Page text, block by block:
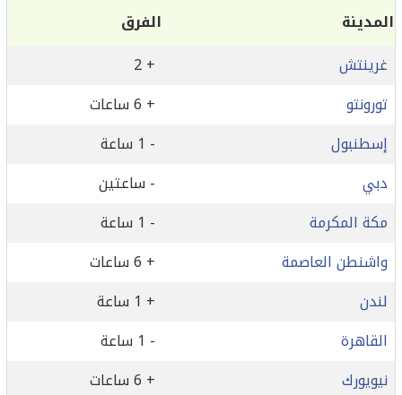
المدينة
الفرق
غرينتش
+ 2
تورونتو
+ 6 ساعات
إسطنبول
- 1 ساعة
دبي
- ساعتين
مكة المكرمة
- 1 ساعة
واشنطن العاصمة
+ 6 ساعات
لندن
+ 1 ساعة
القاهرة
- 1 ساعة
نيويورك
+ 6 ساعات